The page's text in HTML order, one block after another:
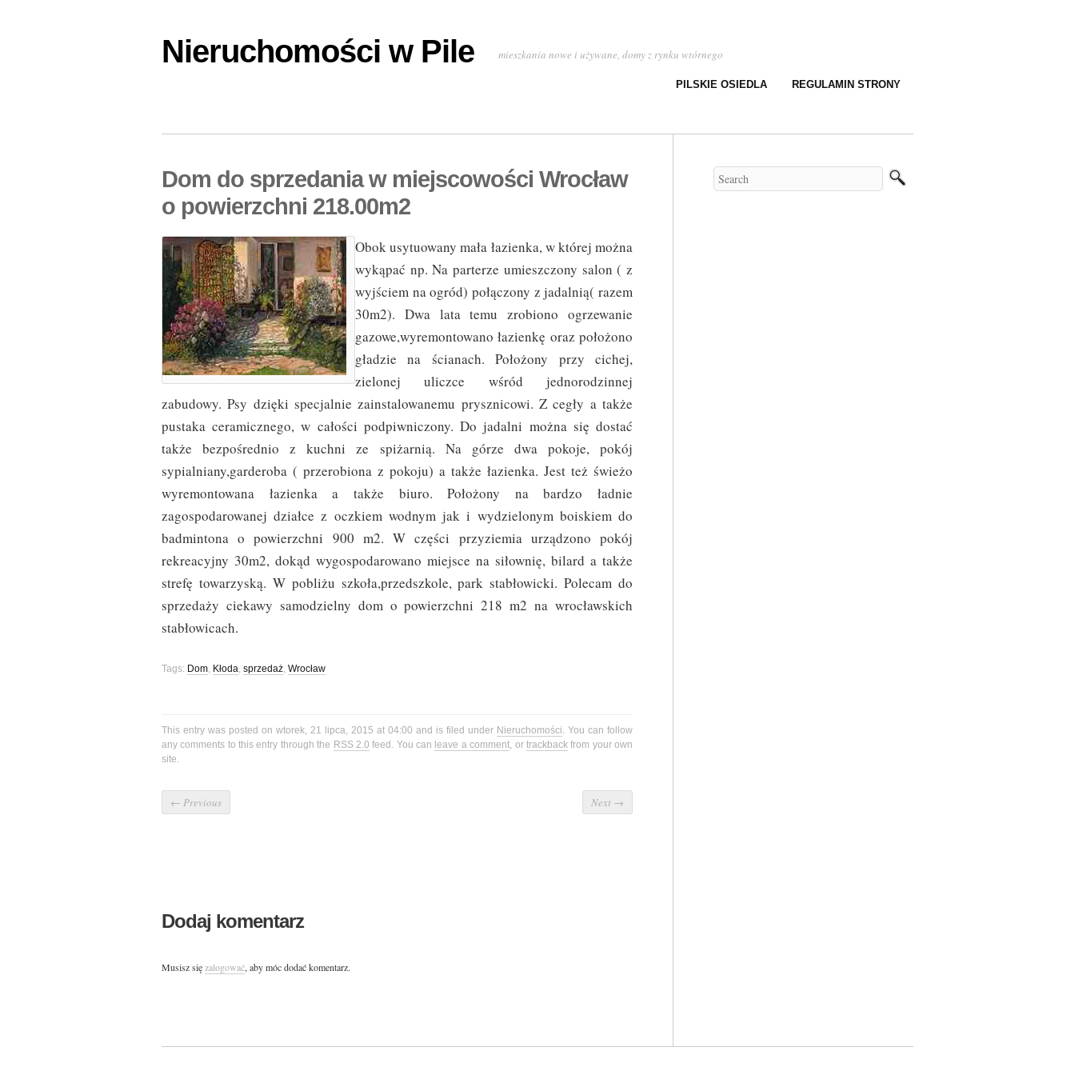
Nieruchomości w Pile mieszkania nowe i używane, domy z rynku wtórnego
PILSKIE OSIEDLA REGULAMIN STRONY
Dom do sprzedania w miejscowości Wrocław
o powierzchni 218.00m2
Obok usytuowany mała łazienka, w której można
wykąpać np. Na parterze umieszczony salon ( z
wyjściem na ogród) połączony z jadalnią( razem
30m2). Dwa lata temu zrobiono ogrzewanie
gazowe,wyremontowano łazienkę oraz położono
gładzie na ścianach. Położony przy cichej,
zielonej uliczce wśród jednorodzinnej
zabudowy. Psy dzięki specjalnie zainstalowanemu prysznicowi. Z cegły a także
pustaka ceramicznego, w całości podpiwniczony. Do jadalni można się dostać
także bezpośrednio z kuchni ze spiżarnią. Na górze dwa pokoje, pokój
sypialniany,garderoba ( przerobiona z pokoju) a także łazienka. Jest też świeżo
wyremontowana łazienka a także biuro. Położony na bardzo ładnie
zagospodarowanej działce z oczkiem wodnym jak i wydzielonym boiskiem do
badmintona o powierzchni 900 m2. W części przyziemia urządzono pokój
rekreacyjny 30m2, dokąd wygospodarowano miejsce na siłownię, bilard a także
strefę towarzyską. W pobliżu szkoła,przedszkole, park stabłowicki. Polecam do
sprzedaży ciekawy samodzielny dom o powierzchni 218 m2 na wrocławskich
stabłowicach.
Tags: Dom, Kłoda, sprzedaż, Wrocław
This entry was posted on wtorek, 21 lipca, 2015 at 04:00 and is filed under Nieruchomości. You can follow
any comments to this entry through the RSS 2.0 feed. You can leave a comment, or trackbackfrom your own
site.
← Previous Next →
Dodaj komentarz
Musisz sięzalogować, aby móc dodać komentarz.